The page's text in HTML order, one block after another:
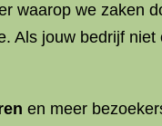
waarop we zaken
Als jouw bedrijf
en meer